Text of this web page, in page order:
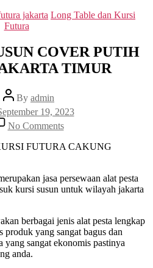
Categories
jakarta Long Table dan Kursi
Futura
COVER PUTIH
TIMUR
Post
author
By admin
19, 2023
No Commentson
SEWA
KURSI
PUTIH
CIRACAS
jasa persewaan alat pesta
kursi susun untuk wilayah jakarta
berbagai jenis alat pesta lengkap
produk yang sangat bagus dan
yang sangat ekonomis pastinya
anda.